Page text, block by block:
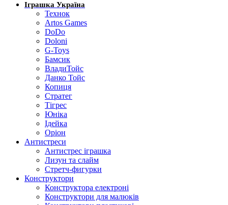
Іграшка Україна
Технок
Artos Games
DoDo
Doloni
G-Toys
Бамсик
ВладиТойс
Данко Тойс
Копиця
Стратег
Тігрес
Юніка
Ідейка
Оріон
Антистреси
Антистрес іграшка
Лизун та слайм
Стретч-фигурки
Конструктори
Конструктора електроні
Конструктори для малюків